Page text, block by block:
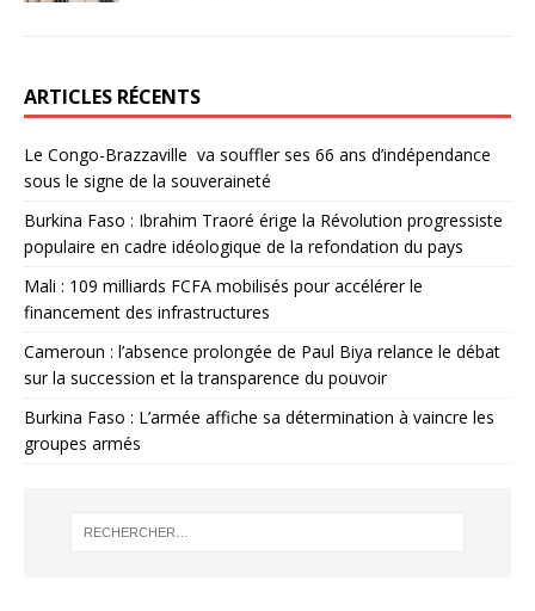
ARTICLES RÉCENTS
Le Congo-Brazzaville va souffler ses 66 ans d’indépendance
sous le signe de la souveraineté
Burkina Faso : Ibrahim Traoré érige la Révolution progressiste
populaire en cadre idéologique de la refondation du pays
Mali : 109 milliards FCFA mobilisés pour accélérer le
financement des infrastructures
Cameroun : l’absence prolongée de Paul Biya relance le débat
sur la succession et la transparence du pouvoir
Burkina Faso : L’armée affiche sa détermination à vaincre les
groupes armés